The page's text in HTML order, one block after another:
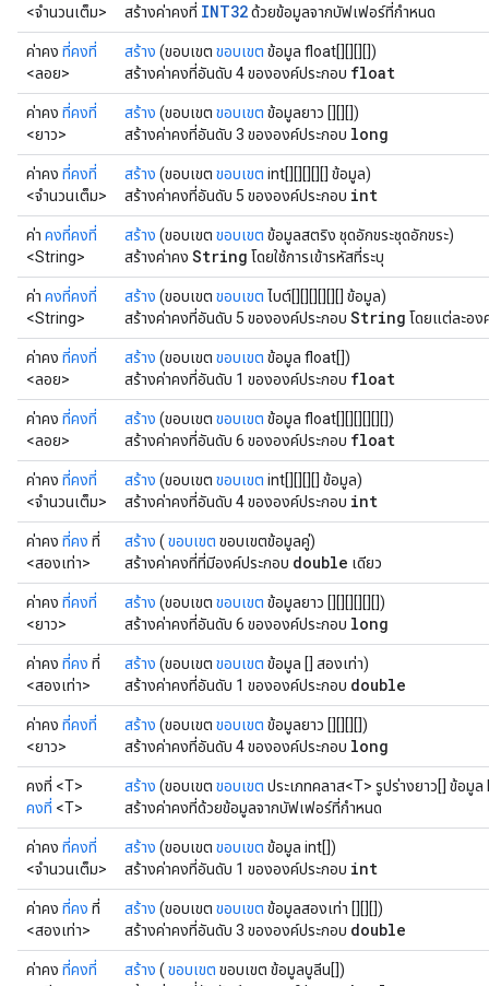
<จำนวนเต็ม>
สร้างค่าคงที่ INT32ด้วยข้อมูลจากบัฟเฟอร์ที่กำหนด
ค่าคง ที่คงที่
<ลอย>
สร้าง (ขอบเขต ขอบเขต ข้อมูล float[][][][])
สร้างค่าคงที่อันดับ 4 ขององค์ประกอบ float
ค่าคง ที่คงที่
<ยาว>
สร้าง (ขอบเขต ขอบเขต ข้อมูลยาว [][][])
สร้างค่าคงที่อันดับ 3 ขององค์ประกอบ long
ค่าคง ที่คงที่
<จำนวนเต็ม>
สร้าง (ขอบเขต ขอบเขต int[][][][][] ข้อมูล)
สร้างค่าคงที่อันดับ 5 ขององค์ประกอบ int
ค่า คงที่คงที่
<String>
สร้าง (ขอบเขต ขอบเขต ข้อมูลสตริง ชุดอักขระชุดอักขระ)
สร้างค่าคง String โดยใช้การเข้ารหัสที่ระบุ
ค่า คงที่คงที่
<String>
สร้าง (ขอบเขต ขอบเขต ไบต์[][][][][][] ข้อมูล)
สร้างค่าคงที่อันดับ 5 ขององค์ประกอบ String โดยแต่ละอง
ค่าคง ที่คงที่
<ลอย>
สร้าง (ขอบเขต ขอบเขต ข้อมูล float[])
สร้างค่าคงที่อันดับ 1 ขององค์ประกอบ float
ค่าคง ที่คงที่
<ลอย>
สร้าง (ขอบเขต ขอบเขต ข้อมูล float[][][][][][])
สร้างค่าคงที่อันดับ 6 ขององค์ประกอบ float
ค่าคง ที่คงที่
<จำนวนเต็ม>
สร้าง (ขอบเขต ขอบเขต int[][][][] ข้อมูล)
สร้างค่าคงที่อันดับ 4 ขององค์ประกอบ int
ค่าคง ที่คง ที่
<สองเท่า>
สร้าง ( ขอบเขต ขอบเขตข้อมูลคู่)
สร้างค่าคงที่ที่มีองค์ประกอบ double เดียว
ค่าคง ที่คงที่
<ยาว>
สร้าง (ขอบเขต ขอบเขต ข้อมูลยาว [][][][][][])
สร้างค่าคงที่อันดับ 6 ขององค์ประกอบ long
ค่าคง ที่คง ที่
<สองเท่า>
สร้าง (ขอบเขต ขอบเขต ข้อมูล [] สองเท่า)
สร้างค่าคงที่อันดับ 1 ขององค์ประกอบ double
ค่าคง ที่คงที่
<ยาว>
สร้าง (ขอบเขต ขอบเขต ข้อมูลยาว [][][][])
สร้างค่าคงที่อันดับ 4 ขององค์ประกอบ long
คงที่ <T>
คงที่ <T>
สร้าง (ขอบเขต ขอบเขต ประเภทคลาส<T> รูปร่างยาว[] ข้อมู
สร้างค่าคงที่ด้วยข้อมูลจากบัฟเฟอร์ที่กำหนด
ค่าคง ที่คงที่
<จำนวนเต็ม>
สร้าง (ขอบเขต ขอบเขต ข้อมูล int[])
สร้างค่าคงที่อันดับ 1 ขององค์ประกอบ int
ค่าคง ที่คง ที่
<สองเท่า>
สร้าง (ขอบเขต ขอบเขต ข้อมูลสองเท่า [][][])
สร้างค่าคงที่อันดับ 3 ขององค์ประกอบ double
ค่าคง ที่คงที่
สร้าง ( ขอบเขต ขอบเขต ข้อมูลบูลีน[])